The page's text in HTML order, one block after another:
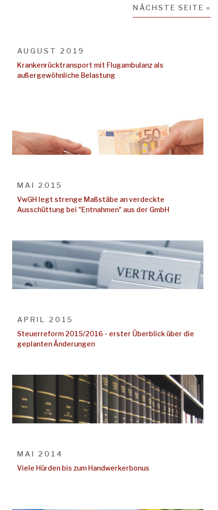
NÄCHSTE SEITE »
AUGUST 2019
Krankenrücktransport mit Flugambulanz als
außergewöhnliche Belastung
MAI 2015
VwGH legt strenge Maßstäbe an verdeckte
Ausschüttung bei "Entnahmen" aus der GmbH
APRIL 2015
Steuerreform 2015/2016 - erster Überblick über die
geplanten Änderungen
MAI 2014
Viele Hürden bis zum Handwerkerbonus